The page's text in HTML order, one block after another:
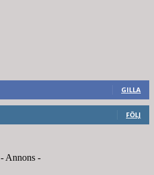
GILLA
FÖLJ
- Annons -